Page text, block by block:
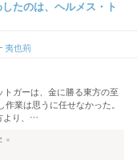
たのは、ヘルメス・ト
夷也荊
ガーは、金に勝る東方の至
業は思うに任せなかった。
より、…